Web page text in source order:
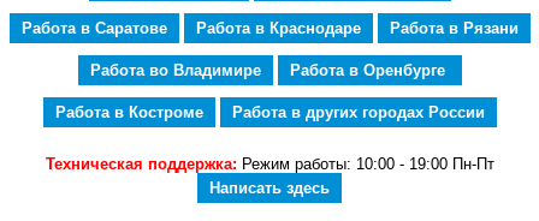
Работа в Саратове Работа в Краснодаре Работа в Рязани
Работа во Владимире Работа в Оренбурге
Работа в Костроме Работа в других городах России
Техническая поддержка: Режим работы: 10:00 - 19:00 Пн-Пт
Написать здесь